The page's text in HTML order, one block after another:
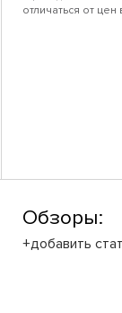
отличаться от
Обзоры:
+добавить